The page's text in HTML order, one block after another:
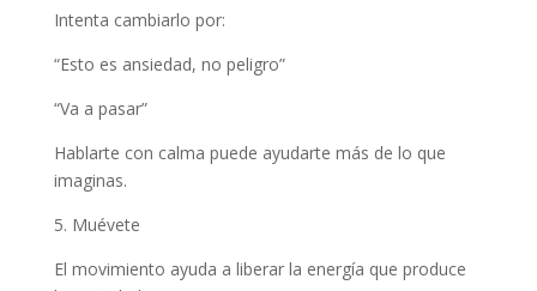
Intenta cambiarlo por:
“Esto es ansiedad, no peligro”
“Va a pasar”
Hablarte con calma puede ayudarte más de lo que
imaginas.
5. Muévete
El movimiento ayuda a liberar la energía que produce